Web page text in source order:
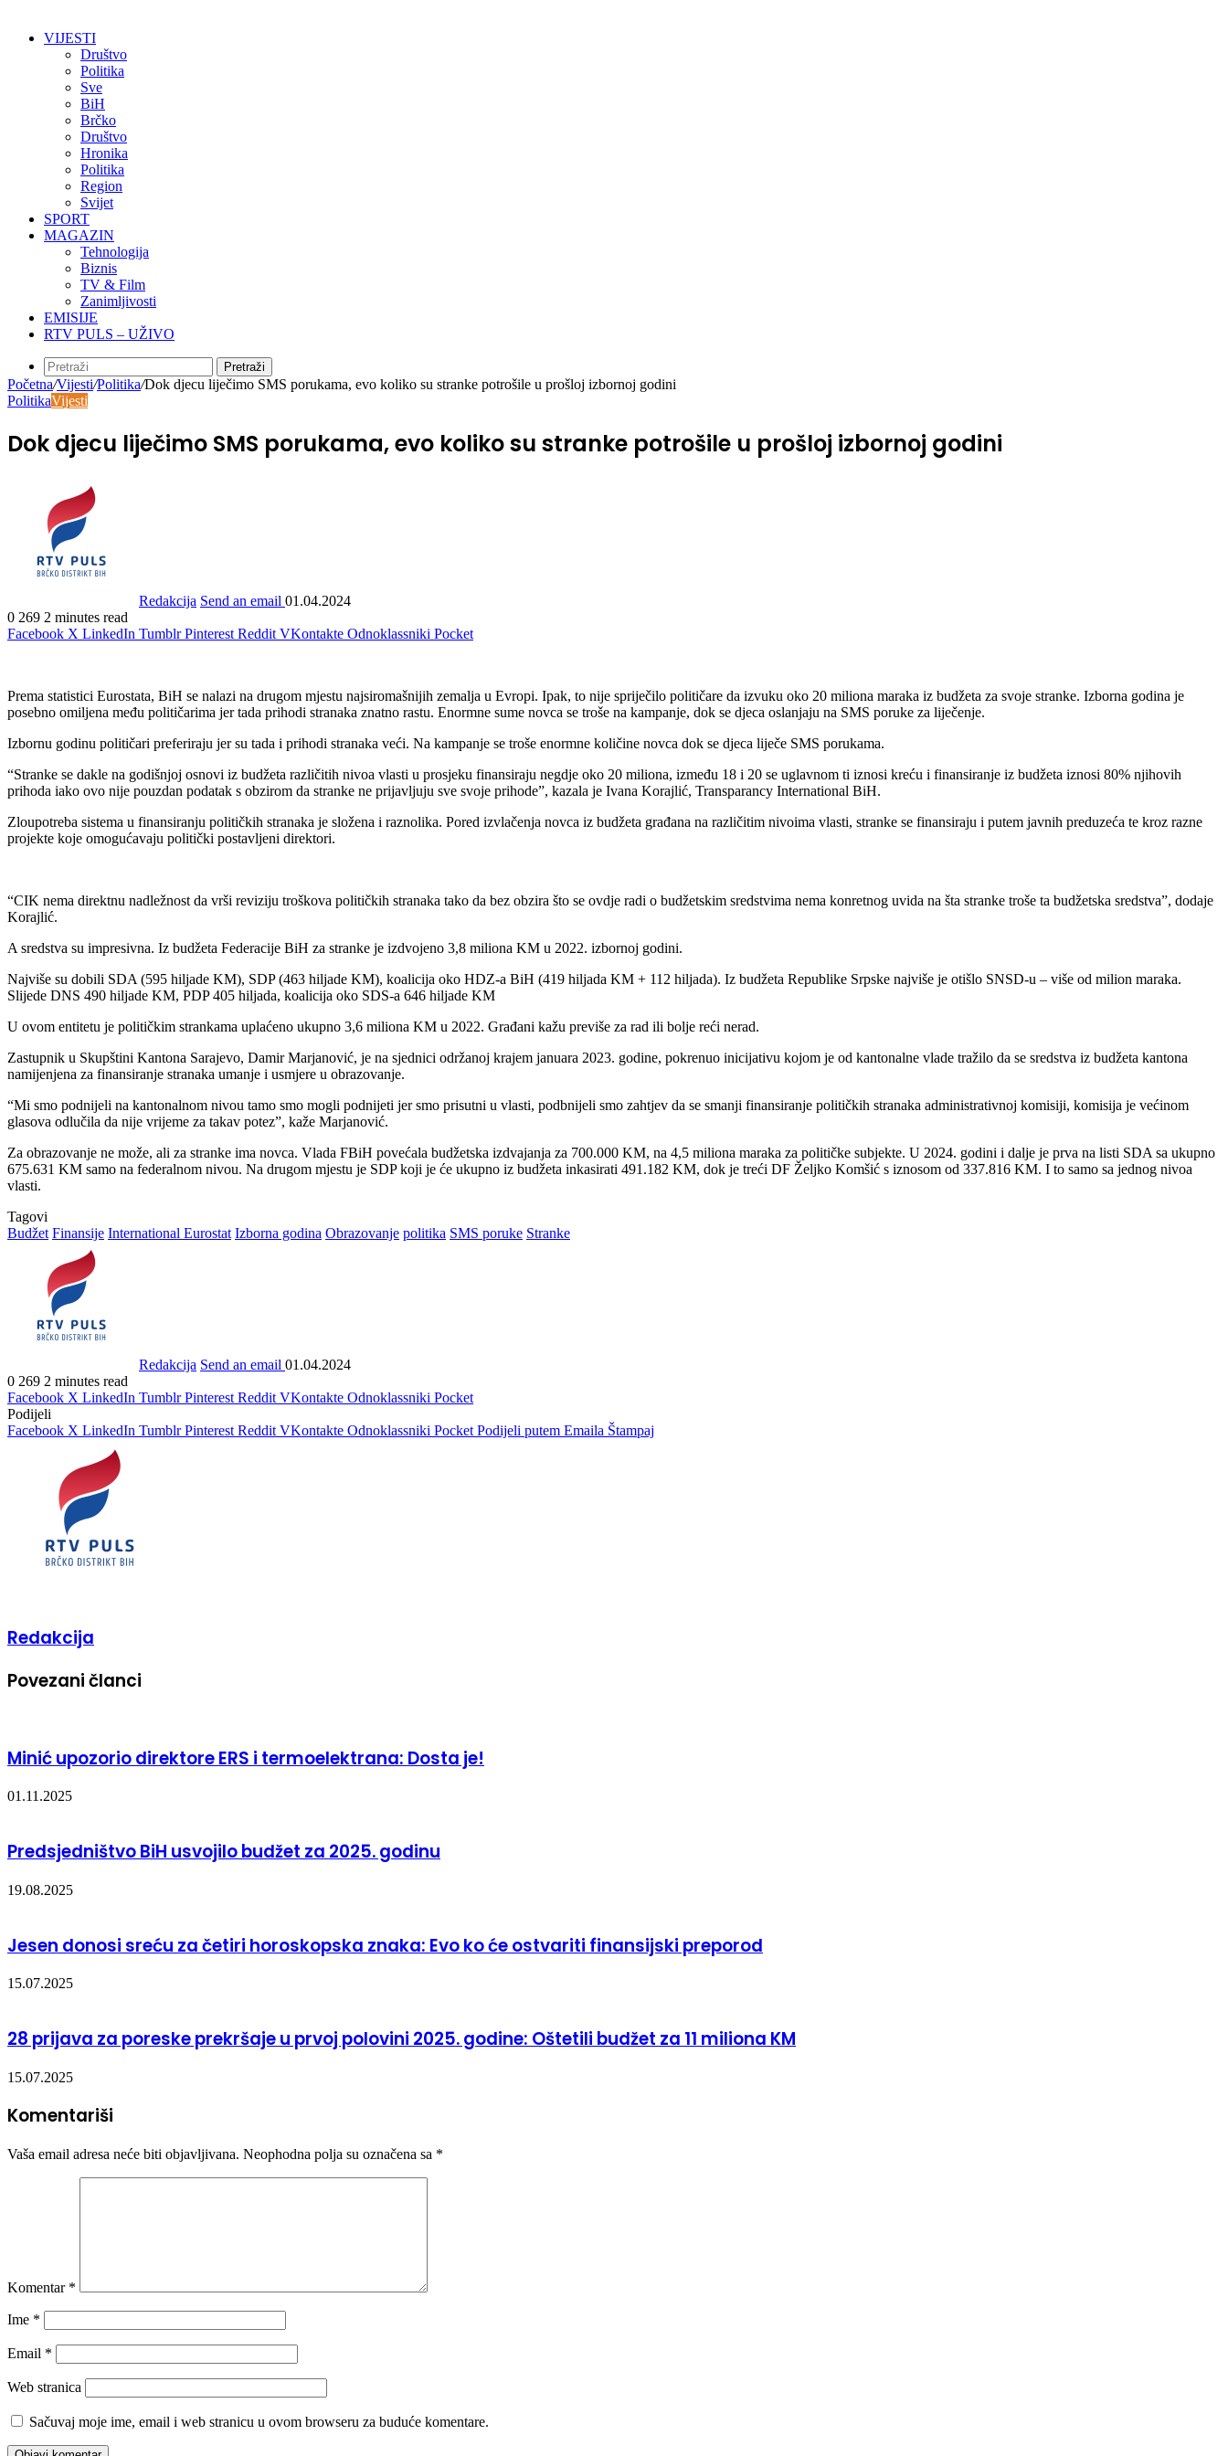
VIJESTI
Društvo
Politika
Sve
BiH
Brčko
Društvo
Hronika
Politika
Region
Svijet
SPORT
MAGAZIN
Tehnologija
Biznis
TV & Film
Zanimljivosti
EMISIJE
RTV PULS – UŽIVO
Pretraži
Početna/Vijesti/Politika/Dok djecu liječimo SMS porukama, evo koliko su stranke potrošile u prošloj izbornoj godini
PolitikaVijesti
Dok djecu liječimo SMS porukama, evo koliko su stranke potrošile u prošloj izbornoj godini
Redakcija Send an email 01.04.2024
0 269 2 minutes read
Facebook X LinkedIn Tumblr Pinterest Reddit VKontakte Odnoklassniki Pocket
Prema statistici Eurostata, BiH se nalazi na drugom mjestu najsiromašnijih zemalja u Evropi. Ipak, to nije spriječilo političare da izvuku oko 20 miliona maraka iz budžeta za svoje stranke. Izborna godina je
posebno omiljena među političarima jer tada prihodi stranaka znatno rastu. Enormne sume novca se troše na kampanje, dok se djeca oslanjaju na SMS poruke za liječenje.
Izbornu godinu političari preferiraju jer su tada i prihodi stranaka veći. Na kampanje se troše enormne količine novca dok se djeca liječe SMS porukama.
“Stranke se dakle na godišnjoj osnovi iz budžeta različitih nivoa vlasti u prosjeku finansiraju negdje oko 20 miliona, između 18 i 20 se uglavnom ti iznosi kreću i finansiranje iz budžeta iznosi 80% njihovih
prihoda iako ovo nije pouzdan podatak s obzirom da stranke ne prijavljuju sve svoje prihode”, kazala je Ivana Korajlić, Transparancy International BiH.
Zloupotreba sistema u finansiranju političkih stranaka je složena i raznolika. Pored izvlačenja novca iz budžeta građana na različitim nivoima vlasti, stranke se finansiraju i putem javnih preduzeća te kroz razne
projekte koje omogućavaju politički postavljeni direktori.
“CIK nema direktnu nadležnost da vrši reviziju troškova političkih stranaka tako da bez obzira što se ovdje radi o budžetskim sredstvima nema konretnog uvida na šta stranke troše ta budžetska sredstva”, dodaje
Korajlić.
A sredstva su impresivna. Iz budžeta Federacije BiH za stranke je izdvojeno 3,8 miliona KM u 2022. izbornoj godini.
Najviše su dobili SDA (595 hiljade KM), SDP (463 hiljade KM), koalicija oko HDZ-a BiH (419 hiljada KM + 112 hiljada). Iz budžeta Republike Srpske najviše je otišlo SNSD-u – više od milion maraka.
Slijede DNS 490 hiljade KM, PDP 405 hiljada, koalicija oko SDS-a 646 hiljade KM
U ovom entitetu je političkim strankama uplaćeno ukupno 3,6 miliona KM u 2022. Građani kažu previše za rad ili bolje reći nerad.
Zastupnik u Skupštini Kantona Sarajevo, Damir Marjanović, je na sjednici održanoj krajem januara 2023. godine, pokrenuo inicijativu kojom je od kantonalne vlade tražilo da se sredstva iz budžeta kantona
namijenjena za finansiranje stranaka umanje i usmjere u obrazovanje.
“Mi smo podnijeli na kantonalnom nivou tamo smo mogli podnijeti jer smo prisutni u vlasti, podbnijeli smo zahtjev da se smanji finansiranje političkih stranaka administrativnoj komisiji, komisija je većinom
glasova odlučila da nije vrijeme za takav potez”, kaže Marjanović.
Za obrazovanje ne može, ali za stranke ima novca. Vlada FBiH povećala budžetska izdvajanja za 700.000 KM, na 4,5 miliona maraka za političke subjekte. U 2024. godini i dalje je prva na listi SDA sa ukupno
675.631 KM samo na federalnom nivou. Na drugom mjestu je SDP koji je će ukupno iz budžeta inkasirati 491.182 KM, dok je treći DF Željko Komšić s iznosom od 337.816 KM. I to samo sa jednog nivoa
vlasti.
Tagovi
Budžet Finansije International Eurostat Izborna godina Obrazovanje politika SMS poruke Stranke
Redakcija Send an email 01.04.2024
0 269 2 minutes read
Facebook X LinkedIn Tumblr Pinterest Reddit VKontakte Odnoklassniki Pocket
Podijeli
Facebook X LinkedIn Tumblr Pinterest Reddit VKontakte Odnoklassniki Pocket Podijeli putem Emaila Štampaj
Redakcija
Povezani članci
Minić upozorio direktore ERS i termoelektrana: Dosta je!
01.11.2025
Predsjedništvo BiH usvojilo budžet za 2025. godinu
19.08.2025
Jesen donosi sreću za četiri horoskopska znaka: Evo ko će ostvariti finansijski preporod
15.07.2025
28 prijava za poreske prekršaje u prvoj polovini 2025. godine: Oštetili budžet za 11 miliona KM
15.07.2025
Komentariši
Vaša email adresa neće biti objavljivana. Neophodna polja su označena sa *
Komentar *
Ime *
Email *
Web stranica
Sačuvaj moje ime, email i web stranicu u ovom browseru za buduće komentare.